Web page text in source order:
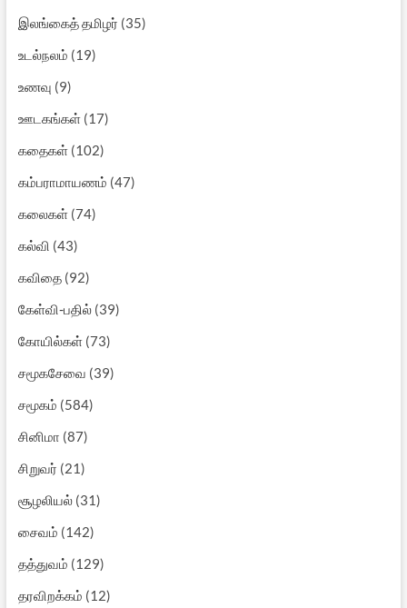
இலங்கைத் தமிழர் (35)
உடல்நலம் (19)
உணவு (9)
ஊடகங்கள்(17)
கதைகள்(102)
கம்பராமாயணம் (47)
கலைகள்(74)
கல்வி (43)
கவிதை(92)
கேள்வி-பதில்(39)
கோயில்கள்(73)
சமூகசேவை (39)
சமூகம் (584)
சினிமா (87)
சிறுவர் (21)
சூழலியல்(31)
சைவம் (142)
தத்துவம் (129)
தரவிறக்கம் (12)